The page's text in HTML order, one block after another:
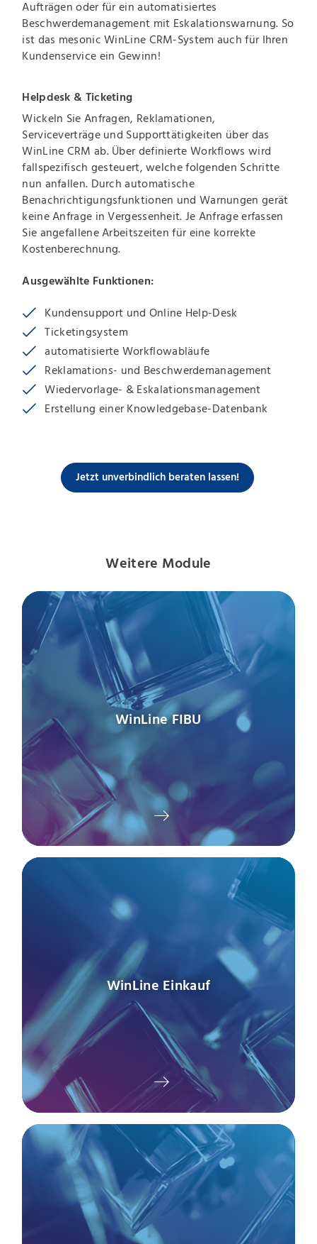
Aufträgen oder für ein automatisiertes
Beschwerdemanagement mit Eskalationswarnung. So
ist das mesonic WinLine CRM-System auch für Ihren
Kundenservice ein Gewinn!
Helpdesk & Ticketing
Wickeln Sie Anfragen, Reklamationen,
Serviceverträge und Supporttätigkeiten über das
WinLine CRM ab. Über definierte Workflows wird
fallspezifisch gesteuert, welche folgenden Schritte
nun anfallen. Durch automatische
Benachrichtigungsfunktionen und Warnungen gerät
keine Anfrage in Vergessenheit. Je Anfrage erfassen
Sie angefallene Arbeitszeiten für eine korrekte
Kostenberechnung.
Ausgewählte Funktionen:
Kundensupport und Online Help-Desk
Ticketingsystem
automatisierte Workflowabläufe
Reklamations- und Beschwerdemanagement
Wiedervorlage- & Eskalationsmanagement
Erstellung einer Knowledgebase-Datenbank
Jetzt unverbindlich beraten lassen!
Weitere Module
WinLine FIBU
WinLine Einkauf